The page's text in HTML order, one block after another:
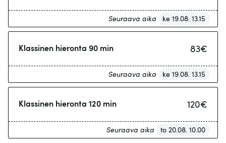
Seuraava aika ke 19.08. 13.15
Klassinen hieronta 90 min 83€
Seuraava aika ke 19.08. 13.15
Klassinen hieronta 120 min 120€
Seuraava aika to 20.08. 10.00